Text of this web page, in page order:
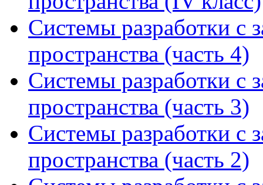
Системы разработки с
пространства (часть 4)
Системы разработки с
пространства (часть 3)
Системы разработки с
пространства (часть 2)